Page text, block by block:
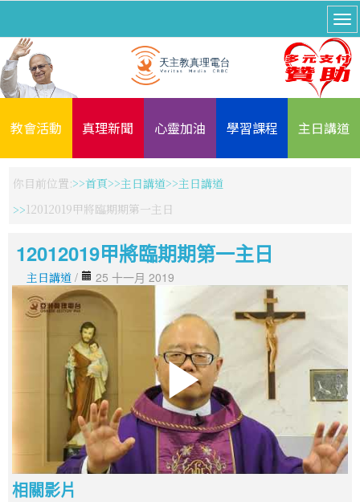
教會活動 真理新聞 心靈加油 學習課程 主日講道
你目前位置: 首頁 主日講道
主日講道
12012019甲將臨期期第一主日
12012019甲將臨期期第一主日
主日講道 / 25 十一月 2019
相關影片